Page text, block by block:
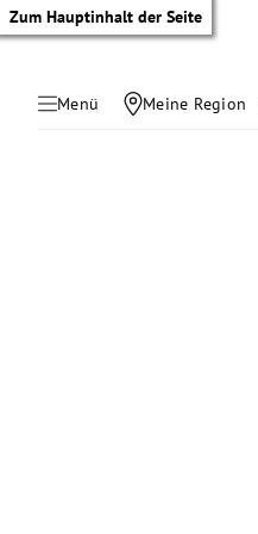
Zum Hauptinhalt der Seite
Menü Meine Region